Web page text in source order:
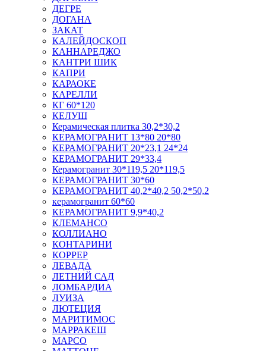
ДЕГРЕ
ДОГАНА
ЗАКАТ
КАЛЕЙДОСКОП
КАННАРЕДЖО
КАНТРИ ШИК
КАПРИ
КАРАОКЕ
КАРЕЛЛИ
КГ 60*120
КЕЛУШ
Керамическая плитка 30,2*30,2
КЕРАМОГРАНИТ 13*80 20*80
КЕРАМОГРАНИТ 20*23,1 24*24
КЕРАМОГРАНИТ 29*33,4
Керамогранит 30*119,5 20*119,5
КЕРАМОГРАНИТ 30*60
КЕРАМОГРАНИТ 40,2*40,2 50,2*50,2
керамогранит 60*60
КЕРАМОГРАНИТ 9,9*40,2
КЛЕМАНСО
КОЛЛИАНО
КОНТАРИНИ
КОРРЕР
ЛЕВАДА
ЛЕТНИЙ САД
ЛОМБАРДИА
ЛУИЗА
ЛЮТЕЦИЯ
МАРИТИМОС
МАРРАКЕШ
МАРСО